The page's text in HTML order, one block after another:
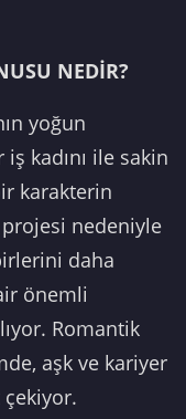
NEDİR?
yoğun
kadını ile sakin
karakterin
nedeniyle
daha
önemli
Romantik
aşk ve kariyer
çekiyor.